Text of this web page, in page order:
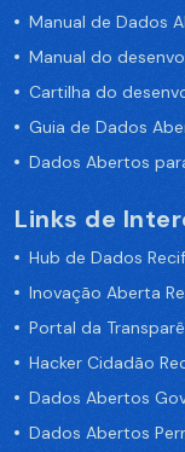
Manual de Dados
Manual do
Cartilha do
Guia de Dados
Dados Abertos
Links de
Hub de Dados
Inovação Aberta
Portal da
Hacker Cidadão
Dados Abertos
Dados Abertos